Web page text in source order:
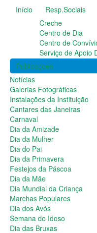
Publicações
Notícias
Galerias Fotográficas
Instalações da
Cantares das Janeiras
Carnaval
Dia da Amizade
Dia da Mulher
Dia do Pai
Dia da Primavera
Festejos da Páscoa
Dia da Mãe
Dia Mundial da Criança
Marchas Populares
Dia dos Avós
Semana do Idoso
Dia das Bruxas
Dia de S.Martinho
Aniversários da Instituição
Almoço / Lanche de Natal
Atividades Semanais
Época Balnear
Feiras e Exposições
Início
Resp.Sociais
Creche
Centro de Dia
Centro de
Serviço de Apoio
Publicações
Notícias
Galerias Fotográficas
Instalações da Instituição
Cantares das Janeiras
Carnaval
Dia da Amizade
Dia da Mulher
Dia do Pai
Dia da Primavera
Festejos da Páscoa
Dia da Mãe
Dia Mundial da Criança
Marchas Populares
Dia dos Avós
Semana do Idoso
Dia das Bruxas